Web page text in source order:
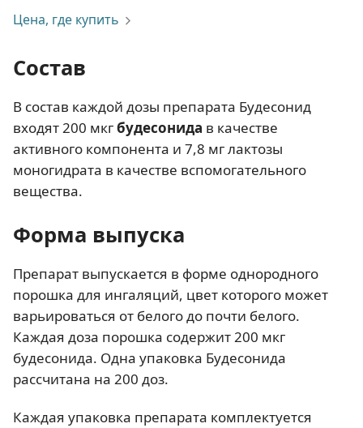
Цена, где купить
Состав
В состав каждой дозы препарата Будесонид
входят 200 мкгбудесонида в качестве
активного компонента и 7,8 мг лактозы
моногидрата в качестве вспомогательного
вещества.
Форма выпуска
Препарат выпускается в форме однородного
порошка для ингаляций, цвет которого может
варьироваться от белого до почти белого.
Каждая доза порошка содержит 200 мкг
будесонида. Одна упаковка Будесонида
рассчитана на 200 доз.
Каждая упаковка препарата комплектуется